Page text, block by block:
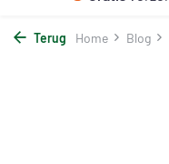
Terug Home Blog